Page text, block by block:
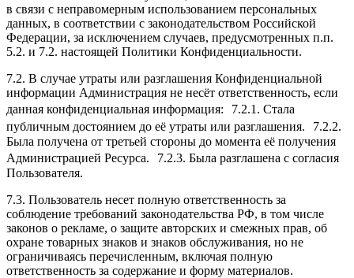
в связи с неправомерным использованием персональных
данных, в соответствии с законодательством Российской
Федерации, за исключением случаев, предусмотренных п.п.
5.2. и 7.2. настоящей Политики Конфиденциальности.
7.2. В случае утраты или разглашения Конфиденциальной
информации Администрация не несёт ответственность, если
данная конфиденциальная информация: 7.2.1. Стала
публичным достоянием до её утраты или разглашения. 7.2.2.
Была получена от третьей стороны до момента её получения
Администрацией Ресурса. 7.2.3. Была разглашена с согласия
Пользователя.
7.3. Пользователь несет полную ответственность за
соблюдение требований законодательства РФ, в том числе
законов о рекламе, о защите авторских и смежных прав, об
охране товарных знаков и знаков обслуживания, но не
ограничиваясь перечисленным, включая полную
ответственность за содержание и форму материалов.